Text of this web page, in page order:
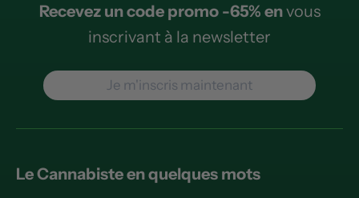
Recevez un code promo -65% envous
inscrivant à la newsletter
Je m'inscris maintenant
Le Cannabiste en quelques mots